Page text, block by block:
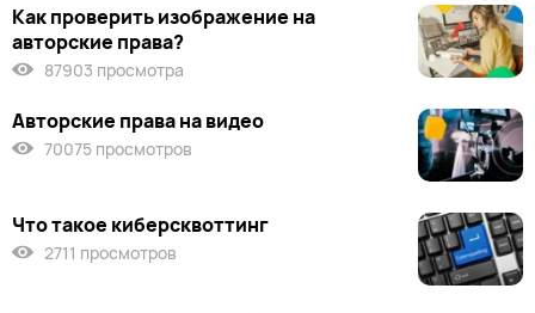
Как проверить изображение на
авторские права?
87903 просмотра
Авторские права на видео
70075 просмотров
Что такое киберсквоттинг
2711 просмотров